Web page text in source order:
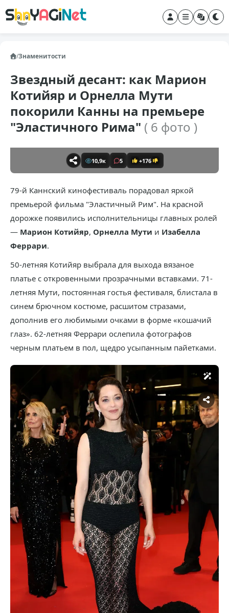
/Знаменитости
Звездный десант: как Марион
Котийяр и Орнелла Мути
покорили Канны на премьере
"Эластичного Рима" ( 6 фото )
10,9к 5 +176
79-й Каннский кинофестиваль порадовал яркой
премьерой фильма "Эластичный Рим". На красной
дорожке появились исполнительницы главных ролей
— Марион Котийяр, Орнелла Мути и Изабелла
Феррари.
50-летняя Котийяр выбрала для выхода вязаное
платье с откровенными прозрачными вставками. 71-
летняя Мути, постоянная гостья фестиваля, блистала в
синем брючном костюме, расшитом стразами,
дополнив его любимыми очками в форме «кошачий
глаз». 62-летняя Феррари ослепила фотографов
черным платьем в пол, щедро усыпанным пайетками.